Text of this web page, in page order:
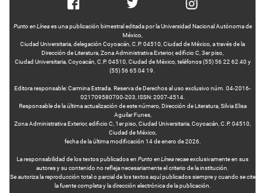
Punto en Líneaes una publicación bimestral editada por la Universidad Nacional Autónoma de
México,
Ciudad Universitaria, delegación Coyoacán, C.P. 04510, Ciudad de México, a través de la
Dirección de Literatura, Zona Administrativa Exterior, edificio C, 3er piso,
Ciudad Universitaria, Coyoacán, C.P. 04510, Ciudad de México, teléfonos (55) 56 22 62 40 y
(55) 56 65 04 19.
Editora responsable: Carmina Estrada. Reserva de Derechos al uso exclusivo núm. 04-2016-
021709580700-203, ISSN: 2007-4514.
Responsable de la última actualización de este número, Dirección de Literatura, Silvia Elisa
Aguilar Funes,
Zona Administrativa Exterior, edificio C, 1er piso, Ciudad Universitaria, Coyoacán, C.P. 04510,
Ciudad de México,
fecha de la última modificación 14 de enero de 2026.
La responsabilidad de los textos publicados en Punto en Línearecae exclusivamente en sus
autores y su contenido no refleja necesariamente el criterio de la institución.
Se autoriza la reproducción total o parcial de los textos aquí publicados siempre y cuando se cite
la fuente completa y la dirección electrónica de la publicación.